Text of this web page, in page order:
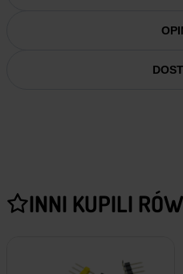
INNI KUPILI